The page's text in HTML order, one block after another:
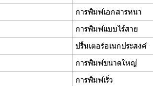
การพิมพ์เอกสารหนา
การพิมพ์แบบไร้สาย
ปริ้นเตอร์อเนกประสงค์
การพิมพ์ขนาดใหญ่
การพิมพ์เร็ว